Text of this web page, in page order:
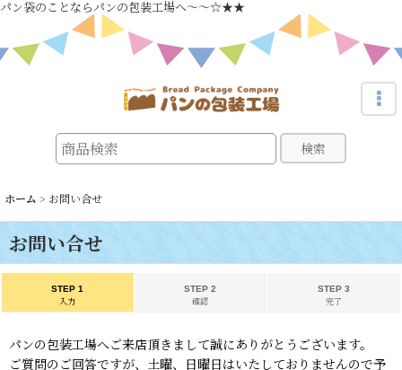
パン袋のことならパンの包装工場へ～～☆★★
検索
ホーム > お問い合せ
お問い合せ
STEP 1
入力
STEP 2
確認
STEP 3
完了
パンの包装工場へご来店頂きまして誠にありがとうございます。
ご質問のご回答ですが、土曜、日曜日はいたしておりませんので予